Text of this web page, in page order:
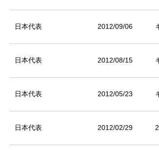
日本代表 2012/09/06
日本代表 2012/08/15
日本代表 2012/05/23
日本代表 2012/02/29